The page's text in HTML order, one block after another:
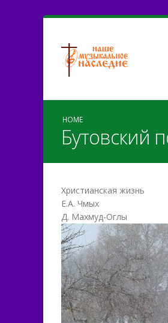
HOME
Бутовский
Христианская жизнь
Е.А. Чмых
Д. Махмуд-Оглы